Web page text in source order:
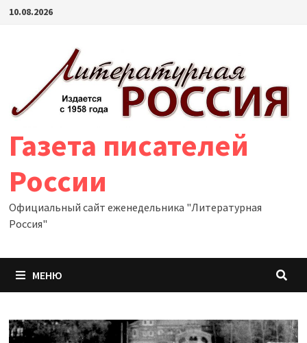
Перейти
10.08.2026
Газета писателей
России
Официальный сайт еженедельника "Литературная
Россия"
МЕНЮ